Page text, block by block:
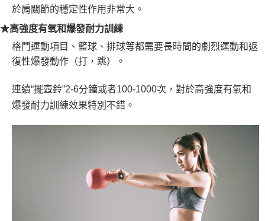
於肩關節的穩定性作用非常大。
★高強度有氧和爆發耐力訓練
格鬥運動項目、籃球、排球等都需要長時間的劇烈運動和返
復性爆發動作（打，跳）。
連續“擺壺鈴”2-6分鐘或者100-1000次，對於高強度有氧和
爆發耐力訓練效果特別不錯。